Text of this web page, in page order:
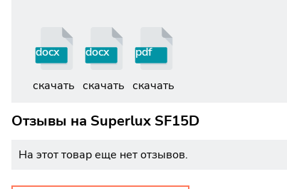
docx
скачать
docx
скачать
pdf
скачать
Отзывы на Superlux SF15D
На этот товар еще нет отзывов.